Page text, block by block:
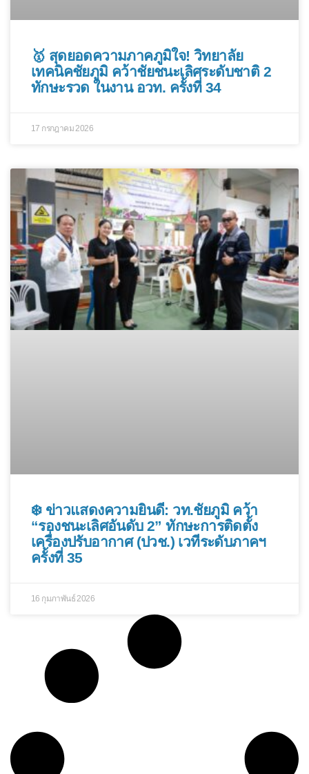
🥇 สุดยอดความภาคภูมิใจ! วิทยาลัย
เทคนิคชัยภูมิ คว้าชัยชนะเลิศระดับชาติ 2
ทักษะรวด ในงาน อวท. ครั้งที่ 34
17 กรกฎาคม 2026
❄️ ข่าวแสดงความยินดี: วท.ชัยภูมิ คว้า
“รองชนะเลิศอันดับ 2” ทักษะการติดตั้ง
เครื่องปรับอากาศ (ปวช.) เวทีระดับภาคฯ
ครั้งที่ 35
16 กุมภาพันธ์ 2026